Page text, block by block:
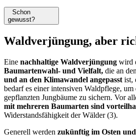
Schon
gewusst?
Waldverjüngung, aber
Eine nachhaltige Waldverjüngung wird
Baumartenwahl- und Vielfalt, die an den
und an den Klimawandel angepasst ist,
bedarf es einer intensiven Waldpflege, um
gepflanzten Jungbäume zu sichern. Vor
mit mehreren Baumarten sind
Widerstandsfähigkeit der Wälder (3).
Generell werden zukünftig im Osten